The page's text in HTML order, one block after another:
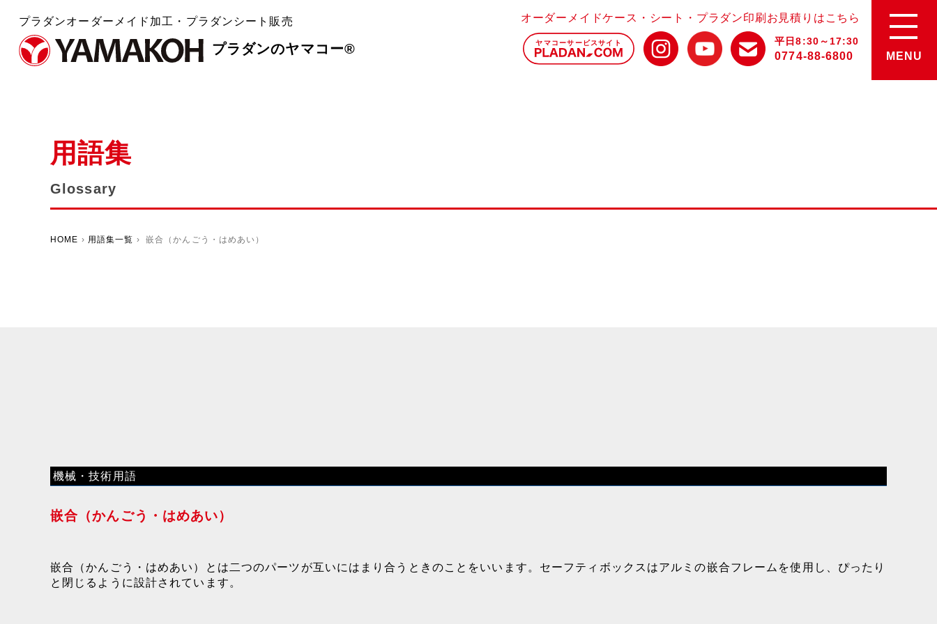
プラダンオーダーメイド加工・プラダンシート販売
プラダンのヤマコー®
オーダーメイドケース・シート・プラダン印刷お見積りはこちら
平日8:30～17:30
0774-88-6800 MENU
用語集
Glossary
HOME › 用語集一覧 › 嵌合（かんごう・はめあい）
機械・技術用語
嵌合（かんごう・はめあい）
嵌合（かんごう・はめあい）とは二つのパーツが互いにはまり合うときのことをいいます。セーフティボックスはアルミの嵌合フレームを使用し、ぴったり
と閉じるように設計されています。